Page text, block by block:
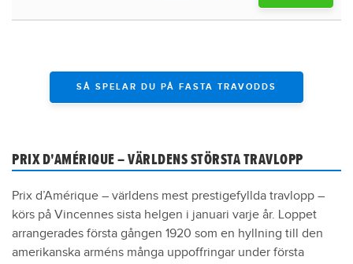
SÅ SPELAR DU PÅ FASTA TRAVODDS
PRIX D'AMÉRIQUE – VÄRLDENS STÖRSTA TRAVLOPP
Prix d’Amérique – världens mest prestigefyllda travlopp –
körs på Vincennes sista helgen i januari varje år. Loppet
arrangerades första gången 1920 som en hyllning till den
amerikanska arméns många uppoffringar under första